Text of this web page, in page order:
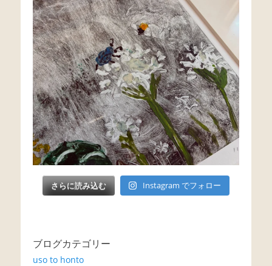
さらに読み込む Instagram でフォロー
ブログカテゴリー
uso to honto